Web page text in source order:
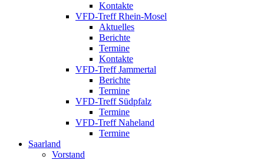
Kontakte
VFD-Treff Rhein-Mosel
Aktuelles
Berichte
Termine
Kontakte
VFD-Treff Jammertal
Berichte
Termine
VFD-Treff Südpfalz
Termine
VFD-Treff Naheland
Termine
Saarland
Vorstand